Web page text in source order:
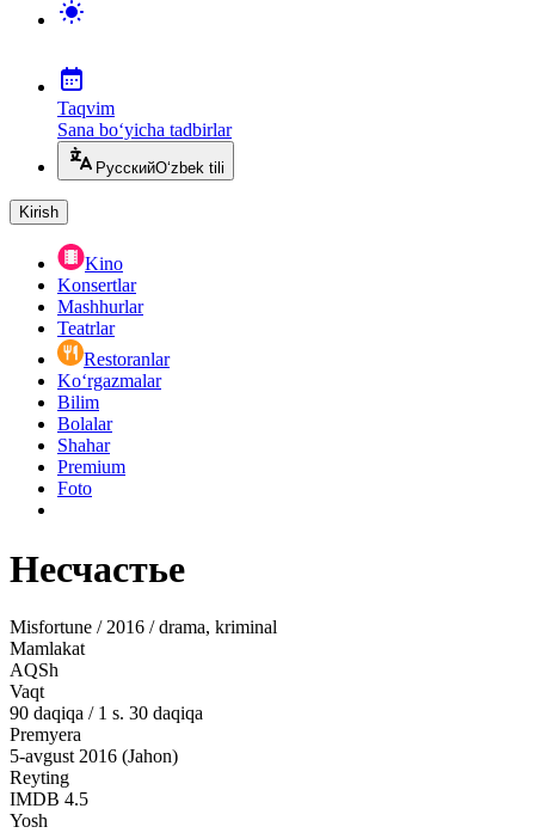
Taqvim
Sana bo‘yicha tadbirlar
РусскийO‘zbek tili
Kirish
Kino
Konsertlar
Mashhurlar
Teatrlar
Restoranlar
Ko‘rgazmalar
Bilim
Bolalar
Shahar
Premium
Foto
Несчастье
Misfortune / 2016 / drama, kriminal
Mamlakat
AQSh
Vaqt
90 daqiqa / 1 s. 30 daqiqa
Premyera
5-avgust 2016 (Jahon)
Reyting
IMDB 4.5
Yosh